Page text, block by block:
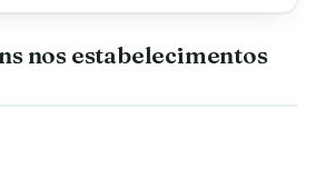
nos estabelecimentos